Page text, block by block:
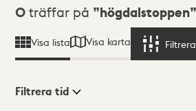
Sökresultat
0 träffar på högdalstoppen
Visa lista Visa karta Filtrera
Filtrera tid